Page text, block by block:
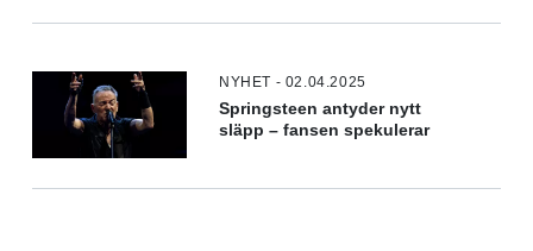
NYHET - 02.04.2025
Springsteen antyder nytt
släpp – fansen spekulerar